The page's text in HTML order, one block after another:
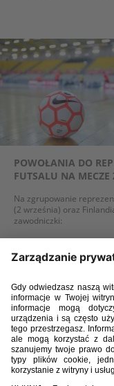
POWOŁANIA DO
FUTSALU NA
Na zgrupowanie
(2 września) oraz
zawodniczki: